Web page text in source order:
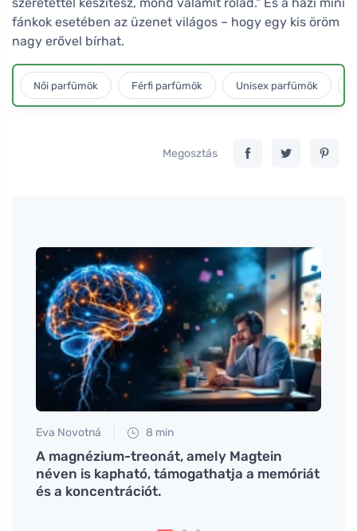
fánkok esetében az üzenet világos – hogy egy kis öröm
nagy erővel bírhat.
Női parfümök Férfi parfümök Unisex parfümök
Megosztás
Eva Novotná 8 min
A magnézium-treonát, amely Magtein
néven is kapható, támogathatja a memóriát
és a koncentrációt.